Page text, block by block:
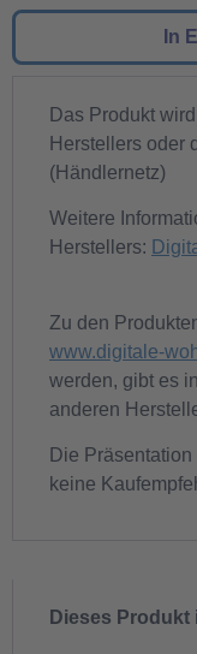
In
Das Produkt
Herstellers oder
(Händlernetz)
Weitere
Herstellers:
Zu den
www.digitale-
werden, gibt es
anderen
Die
keine
Dieses